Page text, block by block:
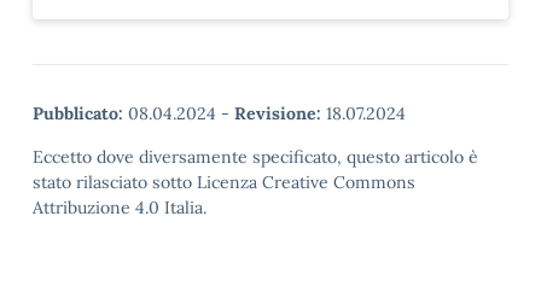
Pubblicato: 08.04.2024 - Revisione: 18.07.2024
Eccetto dove diversamente specificato, questo articolo è
stato rilasciato sotto Licenza Creative Commons
Attribuzione 4.0 Italia.